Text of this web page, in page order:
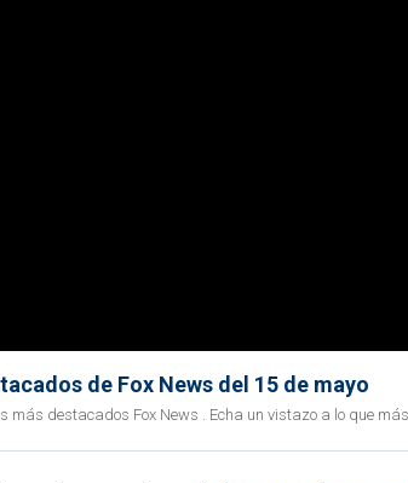
de Fox News del 15 de mayo
destacados Fox News . Echa un vistazo a lo que